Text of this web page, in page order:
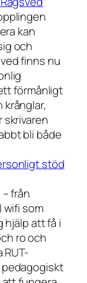
kan
och
finns nu
förmånligt
krånglar,
skrivaren
bli både
stöd
från
som
hjälp att få i
ro och